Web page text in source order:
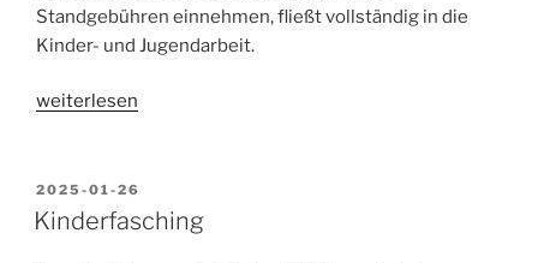
Standgebühren einnehmen, fließt vollständig in die
Kinder- und Jugendarbeit.
„Wichtige
unserem
Flohmarkt“
weiterlesen
VERÖFFENTLICHT
AM
2025-01-26
Kinderfasching